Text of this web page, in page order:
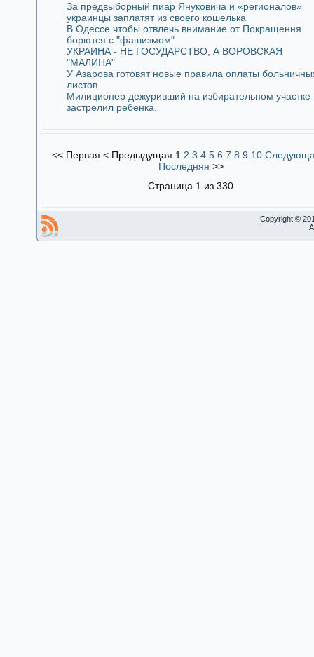
За предвыборный пиар Януковича и «регионалов»
украинцы заплатят из своего кошелька
В Одессе чтобы отвлечь внимание от Покращення
борются с "фашизмом"
УКРАИНА - НЕ ГОСУДАРСТВО, А ВОРОВСКАЯ
"МАЛИНА"
У Азарова готовят новые правила оплаты
листов
Милиционер дежуривший на избирательном участке
застрелил ребенка.
<< Первая < Предыдущая 1 2 3 4 5 6 7 8 9 10
Последняя >>
Страница 1 из 330
Copyright ©